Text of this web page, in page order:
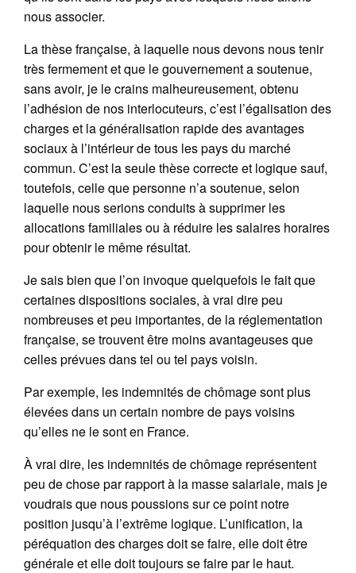
nous associer.
La thèse française, à laquelle nous devons nous tenir
très fermement et que le gouvernement a soutenue,
sans avoir, je le crains malheureusement, obtenu
l’adhésion de nos interlocuteurs, c’est l’égalisation des
charges et la généralisation rapide des avantages
sociaux à l’intérieur de tous les pays du marché
commun. C’est la seule thèse correcte et logique sauf,
toutefois, celle que personne n’a soutenue, selon
laquelle nous serions conduits à supprimer les
allocations familiales ou à réduire les salaires horaires
pour obtenir le même résultat.
Je sais bien que l’on invoque quelquefois le fait que
certaines dispositions sociales, à vrai dire peu
nombreuses et peu importantes, de la réglementation
française, se trouvent être moins avantageuses que
celles prévues dans tel ou tel pays voisin.
Par exemple, les indemnités de chômage sont plus
élevées dans un certain nombre de pays voisins
qu’elles ne le sont en France.
À vrai dire, les indemnités de chômage représentent
peu de chose par rapport à la masse salariale, mais je
voudrais que nous poussions sur ce point notre
position jusqu’à l’extrême logique. L’unification, la
péréquation des charges doit se faire, elle doit être
générale et elle doit toujours se faire par le haut.